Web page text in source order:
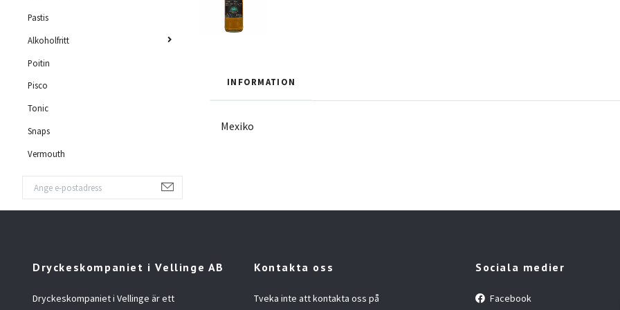
Pastis
Alkoholfritt
Poitin
Pisco
Tonic
Snaps
Vermouth
INFORMATION
Mexiko
Dryckeskompaniet i Vellinge AB
Dryckeskompaniet i Vellinge är ett
Kontakta oss
Tveka inte att kontakta oss på
Sociala medier
Facebook